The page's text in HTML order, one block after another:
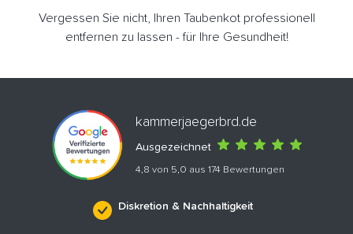
Vergessen Sie nicht, Ihren Taubenkot professionell
entfernen zu lassen - für Ihre Gesundheit!
kammerjaegerbrd.de
Ausgezeichnet
4,8 von 5,0 aus 174 Bewertungen
Diskretion & Nachhaltigkeit